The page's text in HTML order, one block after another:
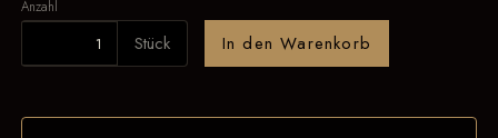
Anzahl
Stück In den Warenkorb